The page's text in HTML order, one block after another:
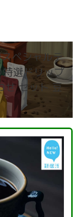
ペシャルテ
特選ドリップ
せ セット 豆